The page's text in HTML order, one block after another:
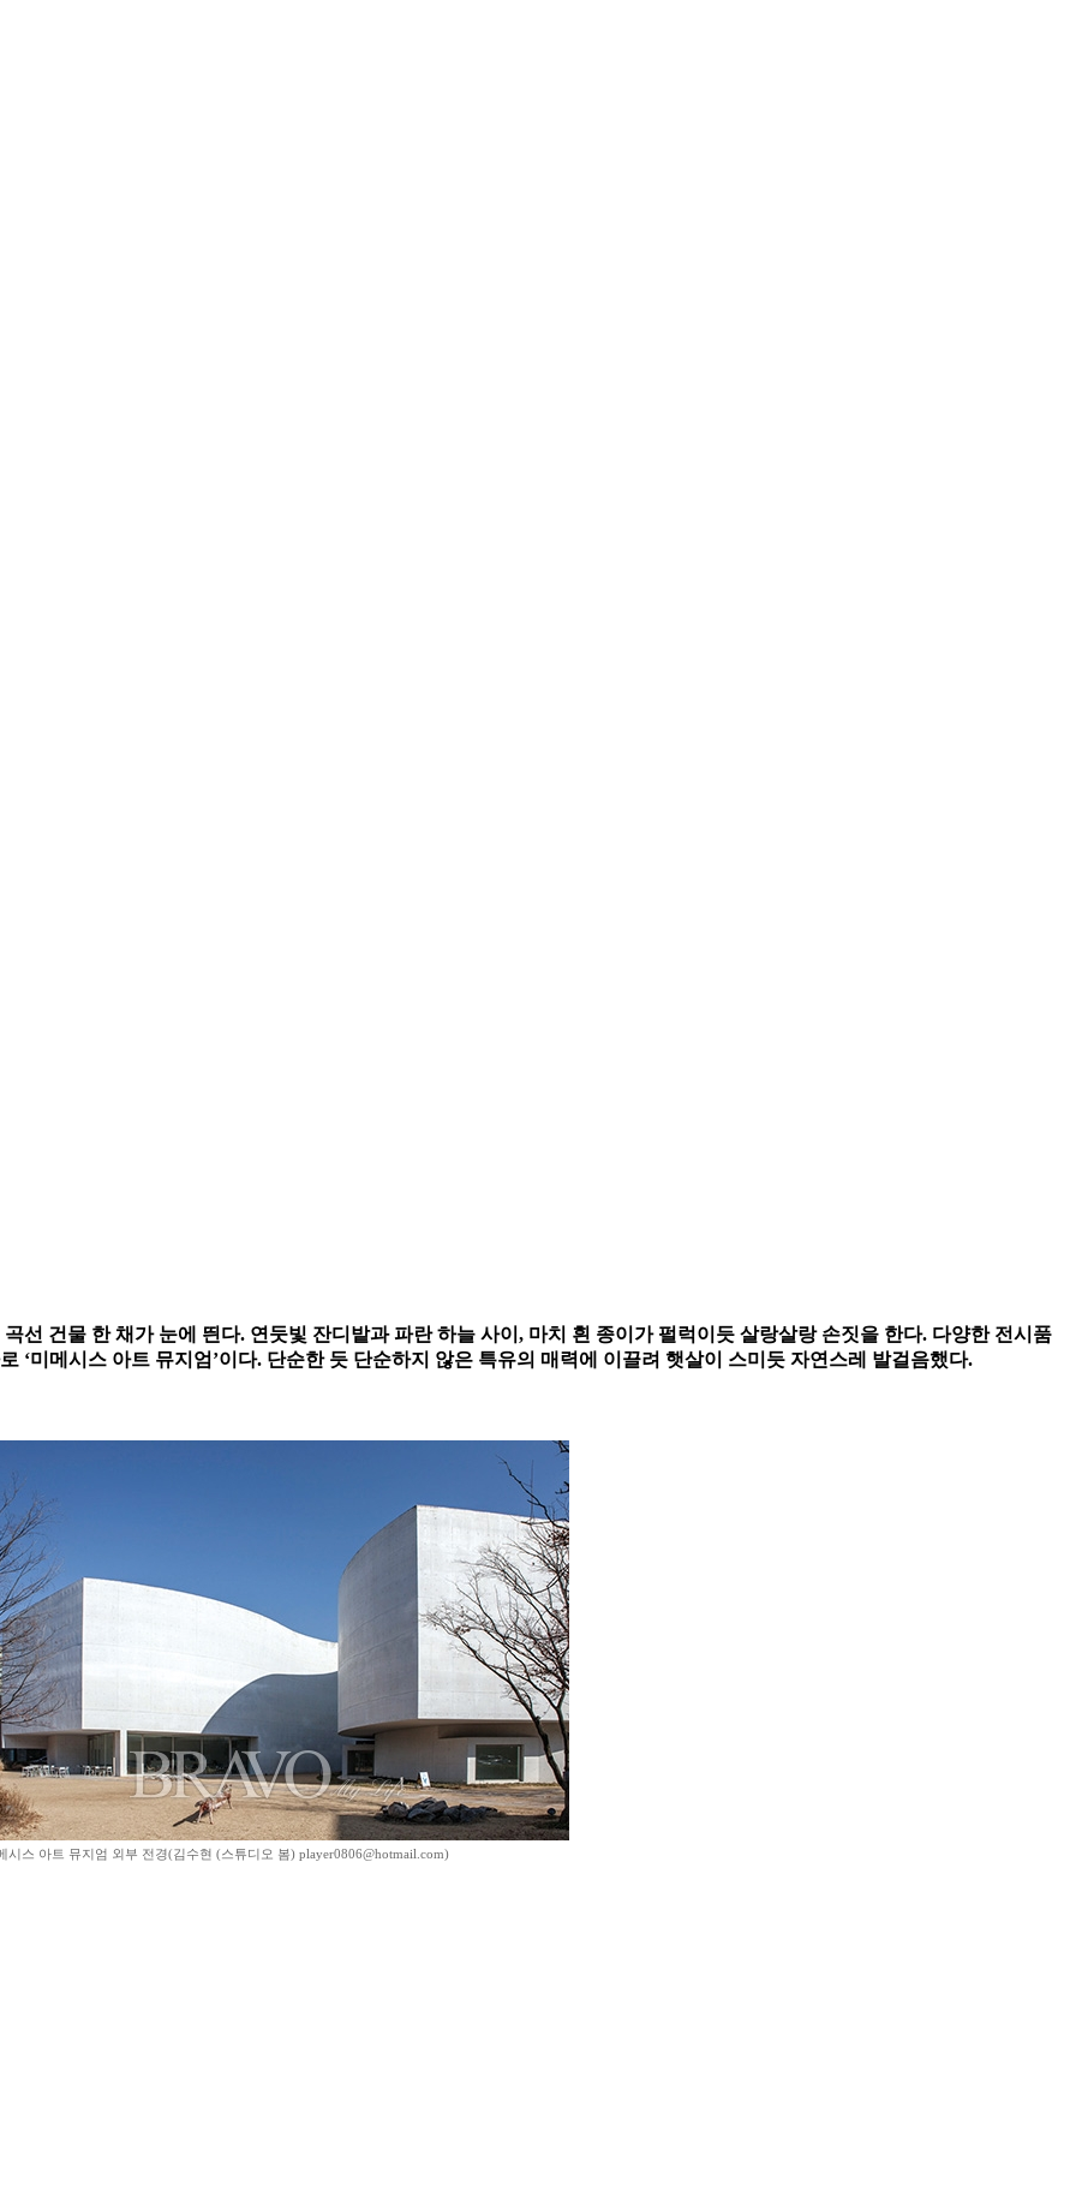
선 건물 한 채가 눈에 띈다. 연둣빛 잔디밭과 파란 하늘 사이, 마치 흰 종이가 펄럭이듯 살랑살랑 손짓을 한다. 다양한 전시품
‘미메시스 아트 뮤지엄’이다. 단순한 듯 단순하지 않은 특유의 매력에 이끌려 햇살이 스미듯 자연스레 발걸음했다.
시스 아트 뮤지엄 외부 전경(김수현 (스튜디오 봄) player0806@hotmail.com)